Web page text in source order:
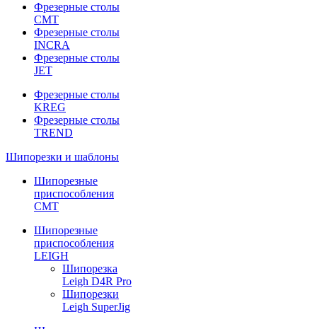
Фрезерные столы
CMT
Фрезерные столы
INCRA
Фрезерные столы
JET
Фрезерные столы
KREG
Фрезерные столы
TREND
Шипорезки и шаблоны
Шипорезные
приспособления
CMT
Шипорезные
приспособления
LEIGH
Шипорезка
Leigh D4R Pro
Шипорезки
Leigh SuperJig